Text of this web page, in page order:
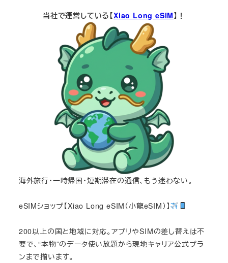
当社で運営している【Xiao Long eSIM】！
海外旅行・一時帰国・短期滞在の通信、もう迷わない。
eSIMショップ【Xiao Long eSIM（小龍eSIM）】
200以上の国と地域に対応。アプリやSIMの差し替えは不
要で、“本物”のデータ使い放題から現地キャリア公式プラ
ンまで揃います。